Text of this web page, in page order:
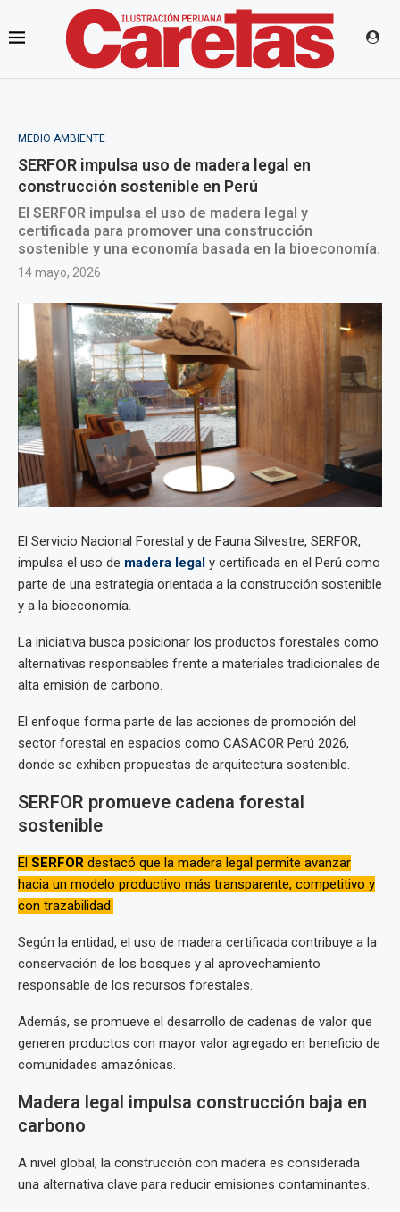
MEDIO AMBIENTE
SERFOR impulsa uso de madera legal en
construcción sostenible en Perú
El SERFOR impulsa el uso de madera legal y
certificada para promover una construcción
sostenible y una economía basada en la bioeconomía.
14 mayo, 2026
El Servicio Nacional Forestal y de Fauna Silvestre, SERFOR,
impulsa el uso de madera legal y certificada en el Perú como
parte de una estrategia orientada a la construcción sostenible
y a la bioeconomía.
La iniciativa busca posicionar los productos forestales como
alternativas responsables frente a materiales tradicionales de
alta emisión de carbono.
El enfoque forma parte de las acciones de promoción del
sector forestal en espacios como CASACOR Perú 2026,
donde se exhiben propuestas de arquitectura sostenible.
SERFOR promueve cadena forestal
sostenible
El SERFOR destacó que la madera legal permite avanzar
hacia un modelo productivo más transparente, competitivo y
con trazabilidad.
Según la entidad, el uso de madera certificada contribuye a la
conservación de los bosques y al aprovechamiento
responsable de los recursos forestales.
Además, se promueve el desarrollo de cadenas de valor que
generen productos con mayor valor agregado en beneficio de
comunidades amazónicas.
Madera legal impulsa construcción baja en
carbono
A nivel global, la construcción con madera es considerada
una alternativa clave para reducir emisiones contaminantes.